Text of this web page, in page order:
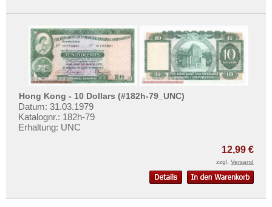
Hong Kong - 10 Dollars (#182h-79_UNC)
Datum: 31.03.1979
Katalognr.: 182h-79
Erhaltung: UNC
12,99 €
zzgl. Versand